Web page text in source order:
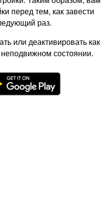
перед тем, как завести
раз.
или деактивировать как
состоянии.